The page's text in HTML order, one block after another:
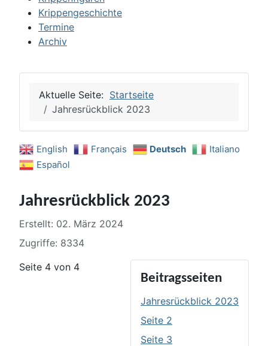
Krippengeschichte
Termine
Archiv
Aktuelle Seite: Startseite
Jahresrückblick 2023
English Français Deutsch
Italiano
Español
Jahresrückblick 2023
Details
Erstellt: 02. März 2024
Zugriffe: 8334
Beitragsseiten
Jahresrückblick 2023
Seite 2
Seite 3
Seite 4 von 4